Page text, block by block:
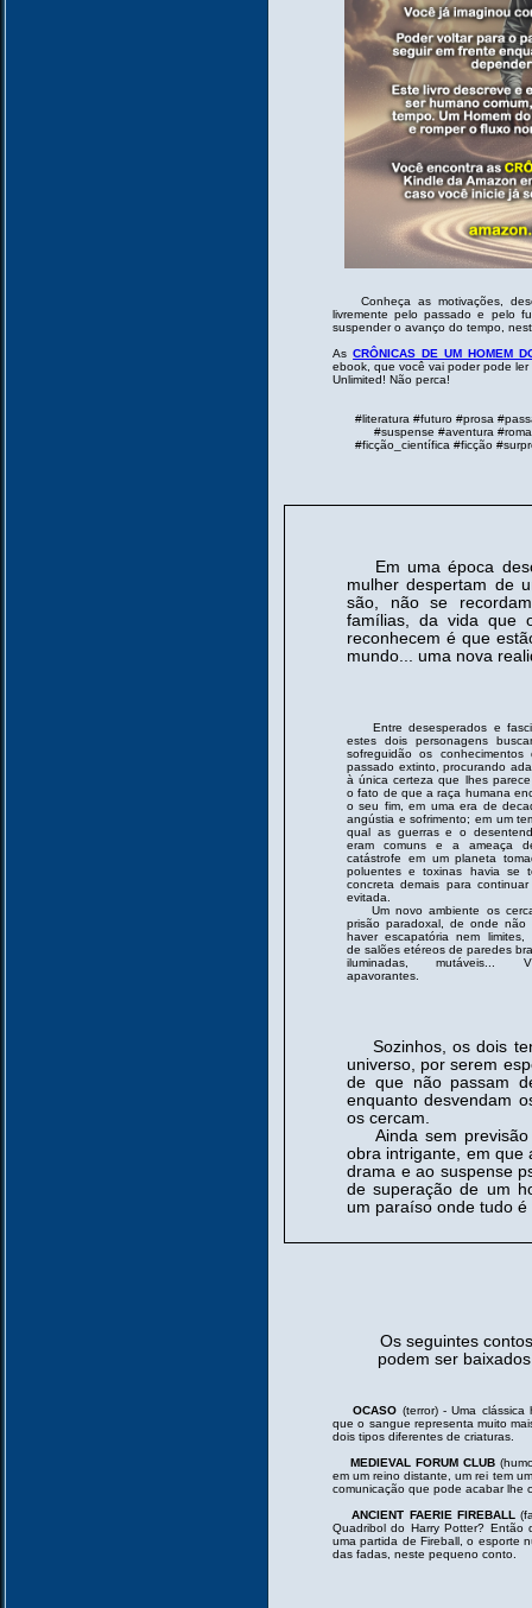
Conheça as motivações,
livremente pelo passado e pelo
suspender o avanço do tempo,
AsCRÔNICAS DE UM HOMEM
ebook, que você vai poder pode ler
Unlimited! Não perca!
#literatura #futuro #prosa
#suspense #aventura
#ficção_científica #ficção
Em uma época
mulher despertam de
são, não se
famílias, da vida que
reconhecem é que
mundo... uma nova
Entre desesperados e
estes dois personagens
sofreguidão os conhecimentos
passado extinto, procurando
à única certeza que lhes
o fato de que a raça humana
o seu fim, em uma era de
angústia e sofrimento; em um
qual as guerras e o
eram comuns e a ameaça
catástrofe em um planeta
poluentes e toxinas havia se
concreta demais para
evitada.
Um novo ambiente os
prisão paradoxal, de onde não
haver escapatória nem limites,
de salões etéreos de paredes
iluminadas, mutáveis...
apavorantes.
Sozinhos, os dois
universo, por serem
de que não passam
enquanto desvendam
os cercam.
Ainda sem previsão
obra intrigante, em que
drama e ao suspense
de superação de um
um paraíso onde tudo
Os seguintes
podem ser
OCASO (terror) - Uma clássica
que o sangue representa muito
dois tipos diferentes de criaturas.
MEDIEVAL FORUM CLUB
em um reino distante, um rei tem
comunicação que pode acabar lhe
ANCIENT FAERIE FIREBALL
Quadribol do Harry Potter? Então
uma partida de Fireball, o esporte
das fadas, neste pequeno conto.